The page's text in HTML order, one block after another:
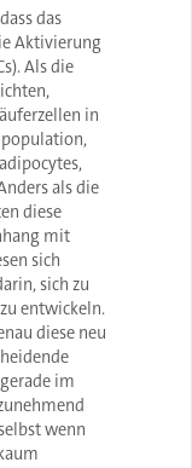
das
Aktivierung
Als die
in
als die
diese
mit
sich
sich zu
entwickeln.
diese neu
im
wenn